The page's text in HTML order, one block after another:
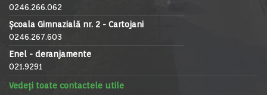
0246.266.062
Școala Gimnazială nr. 2 - Cartojani
0246.267.603
Enel - deranjamente
021.9291
Vedeți toate contactele utile